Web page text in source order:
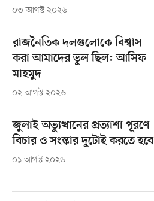
০৩ আগস্ট ২০২৬
রাজনৈতিক দলগুলোকে বিশ্বাস
করা আমাদের ভুল ছিল: আসিফ
মাহমুদ
০২ আগস্ট ২০২৬
জুলাই অভ্যুত্থানের প্রত্যাশা পূরণে
বিচার ও সংস্কার দুটোই করতে হবে
০১ আগস্ট ২০২৬